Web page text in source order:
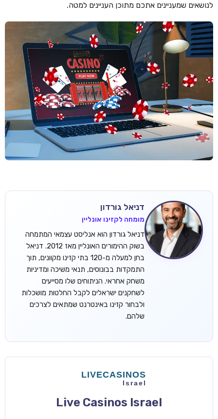
לנושאים שמעניינים אתכם מתוכן העניינים למטה.
דניאל גורדון
מומחה לקזינו אונליין
דניאל גורדון הוא אנליסט עצמאי המתמחה
בשוק ההימורים האונליין מאז 2012. דניאל
בחן למעלה מ-120 בתי קזינו מקוונים, תוך
התמקדות בבונוסים, תנאי משיכה ומדיניות
משחק אחראי. הניתוחים שלו מסייעים
לשחקנים ישראלים לקבל החלטות מושכלות
ולבחור קזינו באינטרנט שמתאים לצרכים
שלהם.
Live Casinos Israel